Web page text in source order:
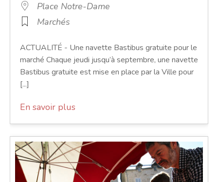
Place Notre-Dame
Marchés
ACTUALITÉ - Une navette Bastibus gratuite pour le
marché Chaque jeudi jusqu’à septembre, une navette
Bastibus gratuite est mise en place par la Ville pour
[...]
En savoir plus